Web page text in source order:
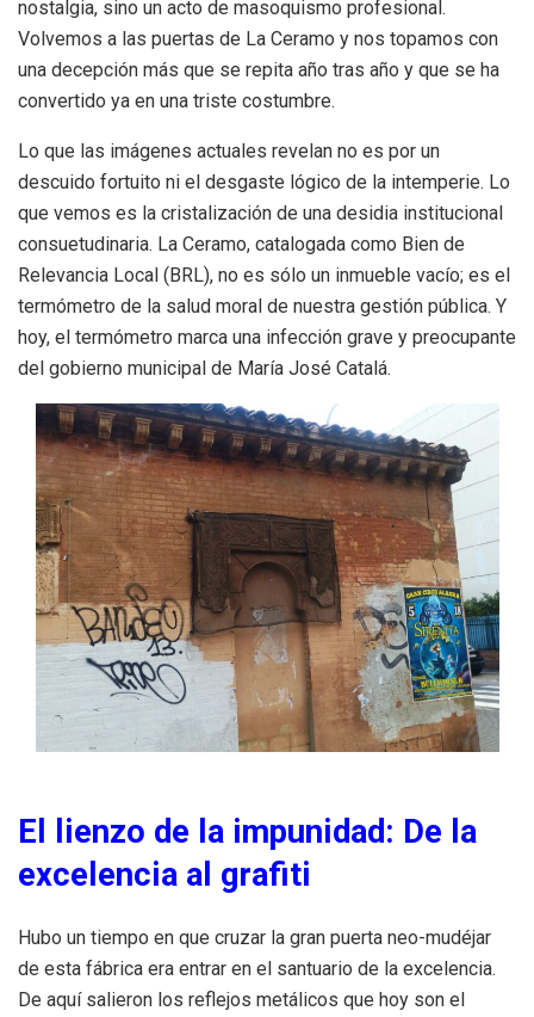
nostalgia, sino un acto de masoquismo profesional.
Volvemos a las puertas de La Ceramo y nos topamos con
una decepción más que se repita año tras año y que se ha
convertido ya en una triste costumbre.
Lo que las imágenes actuales revelan no es por un
descuido fortuito ni el desgaste lógico de la intemperie. Lo
que vemos es la cristalización de una desidia institucional
consuetudinaria. La Ceramo, catalogada como Bien de
Relevancia Local (BRL), no es sólo un inmueble vacío; es el
termómetro de la salud moral de nuestra gestión pública. Y
hoy, el termómetro marca una infección grave y preocupante
del gobierno municipal de María José Catalá.
El lienzo de la impunidad: De la
excelencia al grafiti
Hubo un tiempo en que cruzar la gran puerta neo-mudéjar
de esta fábrica era entrar en el santuario de la excelencia.
De aquí salieron los reflejos metálicos que hoy son el